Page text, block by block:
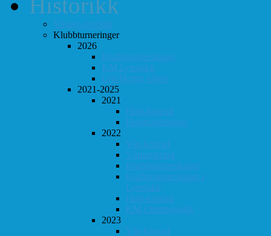
Vinner-oversikt
Klubbturneringer
2026
Klubbmesterskapet
KM Lynsjakk
Lyn/Hurtig våren
2021-2025
2021
Høst-konrad
Høstturneringen
2022
Vår-konrad
Vårturnering
Klubbmesterskapet
Klubbmesterskapet i
Lynsjakk
Høst-konrad
KM i Hurtigsjakk
2023
Vår-konrad